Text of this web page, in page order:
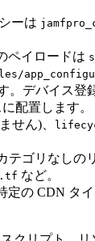
ーは
ペイロードは
バイス登録
配置します。
せん)、
テゴリなしの
など。
の CDN タ